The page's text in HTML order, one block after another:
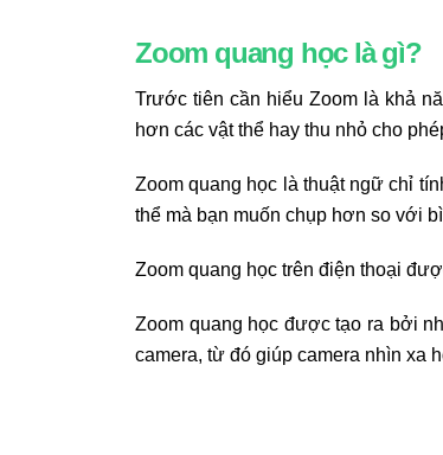
Zoom quang học là gì?
Trước tiên cần hiểu Zoom là khả
hơn các vật thể hay thu nhỏ cho
Zoom quang học là thuật ngữ chỉ
thể mà bạn muốn chụp hơn so với
Zoom quang học trên điện thoại
Zoom quang học được tạo ra bởi
camera, từ đó giúp camera nhìn xa